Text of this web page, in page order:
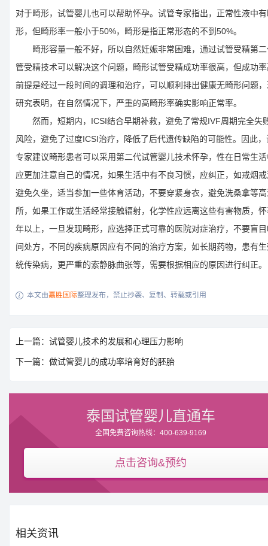
对于畸形，试管婴儿也可以帮助怀孕。试管专家指出，正常性液中
形，但畸形率一般小于50%，畸形是指正常形态的不到50%。
畸形容量一般不好，所以自然妊娠非常困难，通过试管受精第二
管受精技术可以解决这个问题，畸形试管受精成功率很高，但成功
前提是经过一段时间的调理和治疗，可以顺利排出健康无畸形问题
研究表明，在自然情况下，严重的高畸形率确实影响正常率。
然而，短期内，ICSI结合早期补救，避免了常规IVF周期完全失
风险，避免了过度ICSI治疗，降低了后代遗传缺陷的可能性。因此，
专家建议畸形患者可以采用第二代试管婴儿技术怀孕，性在日常生
应更加注意自己的情况，如果生活中有不良习惯，应纠正，如戒烟
避免久坐，适当参加一些体育活动，不要穿紧身衣，避免洗桑拿等
所，如果工作或生活经常接触辐射，化学性应远离这些有害物质，
年以上，一旦发现畸形，应选择正式可靠的医院对症治疗，不要盲
间处方，不同的疾病原因应有不同的治疗方案，如长期药物，患有
统传染病，更严重的索静脉曲张等，需要根据相应的原因进行纠正。
 本文由嘉胜国际整理发布，禁止抄袭、复制、转载或引用
上一篇：试管婴儿技术的发展和心理压力影响
下一篇：做试管婴儿的成功率培育好的胚胎
泰国试管婴儿直通车
全国免费咨询热线：400-639-9169
点击咨询&预约
相关资讯